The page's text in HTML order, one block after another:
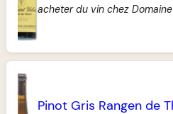
acheter du vin chez
Pinot Gris Rangen de